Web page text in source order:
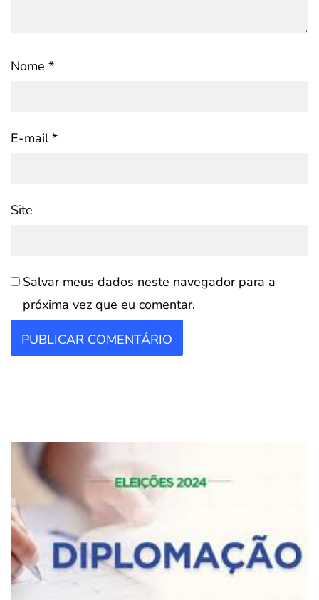
Nome *
E-mail*
Site
Salvar meus dados neste navegador para a
próxima vez que eu comentar.